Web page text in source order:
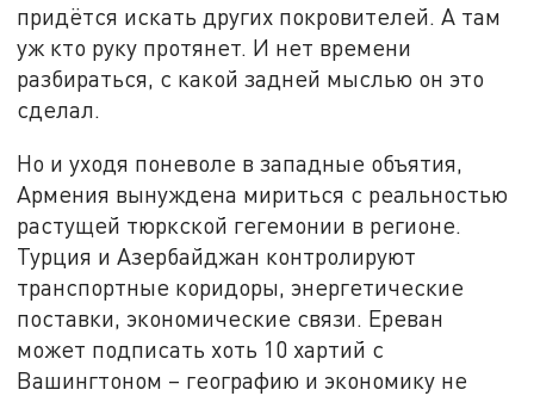
придётся искать других покровителей. А там
уж кто руку протянет. И нет времени
разбираться, с какой задней мыслью он это
сделал.
Но и уходя поневоле в западные объятия,
Армения вынуждена мириться с реальностью
растущей тюркской гегемонии в регионе.
Турция и Азербайджан контролируют
транспортные коридоры, энергетические
поставки, экономические связи. Ереван
может подписать хоть 10 хартий с
Вашингтоном – географию и экономику не